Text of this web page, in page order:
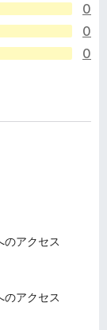
0
0
0
アクセス
アクセス